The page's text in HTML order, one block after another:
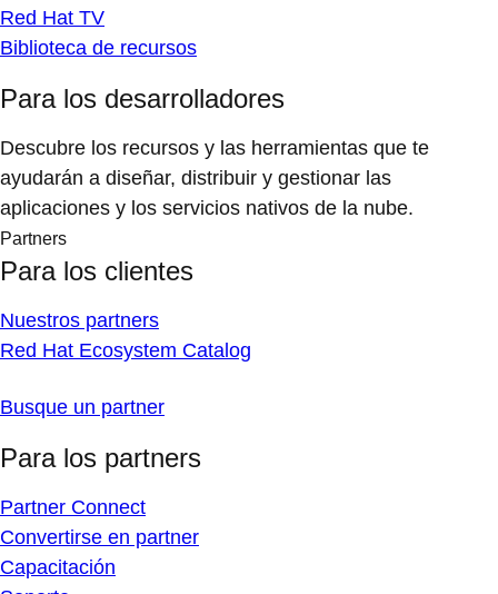
Red Hat TV
Biblioteca de recursos
Para los desarrolladores
Descubre los recursos y las herramientas que te
ayudarán a diseñar, distribuir y gestionar las
aplicaciones y los servicios nativos de la nube.
Partners
Para los clientes
Nuestros partners
Red Hat Ecosystem Catalog
Busque un partner
Para los partners
Partner Connect
Convertirse en partner
Capacitación